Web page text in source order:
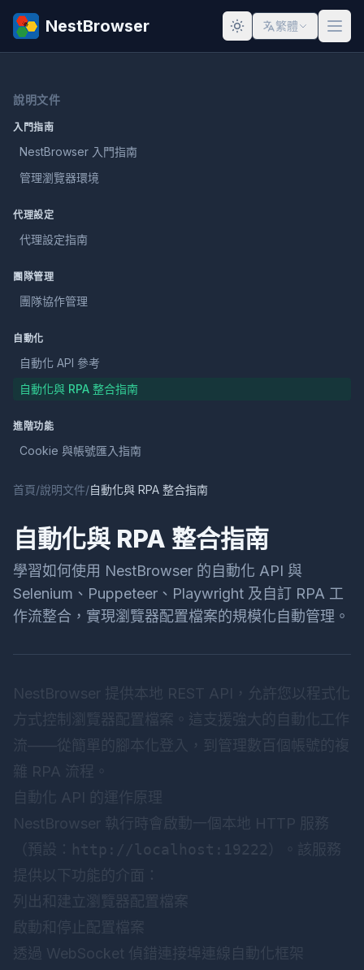
NestBrowser 繁體
說明文件
入門指南
NestBrowser 入門指南
管理瀏覽器環境
代理設定
代理設定指南
團隊管理
團隊協作管理
自動化
自動化 API 參考
自動化與 RPA 整合指南
進階功能
Cookie 與帳號匯入指南
首頁/說明文件/自動化與 RPA 整合指南
自動化與 RPA 整合指南
學習如何使用 NestBrowser 的自動化 API 與
Selenium、Puppeteer、Playwright 及自訂 RPA 工
作流整合，實現瀏覽器配置檔案的規模化自動管理。
NestBrowser 提供本地 REST API，允許您以程式化
方式控制瀏覽器配置檔案。這支援強大的自動化工作
流——從簡單的腳本化登入，到管理數百個帳號的複
雜 RPA 流程。
自動化 API 的運作原理
NestBrowser 執行時會啟動一個本地 HTTP 服務
（預設： http://localhost:19222 ）。該服務
提供以下功能的介面：
列出和建立瀏覽器配置檔案
啟動和停止配置檔案
透過 WebSocket 偵錯連接埠連線自動化框架